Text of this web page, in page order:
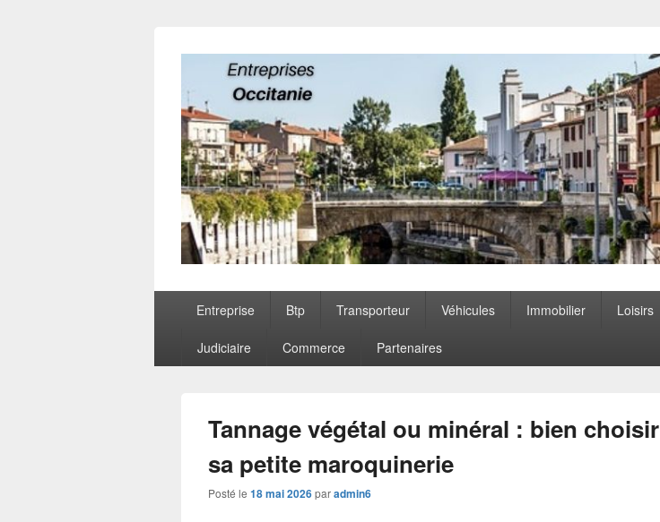
Entreprises Occitanie
principalEntreprise Btp Transporteur Véhicules Immobilier Loisirs
Judiciaire Commerce Partenaires
Tannage végétal ou minéral : bien choisir
sa petite maroquinerie
Posté le 18 mai 2026paradmin6